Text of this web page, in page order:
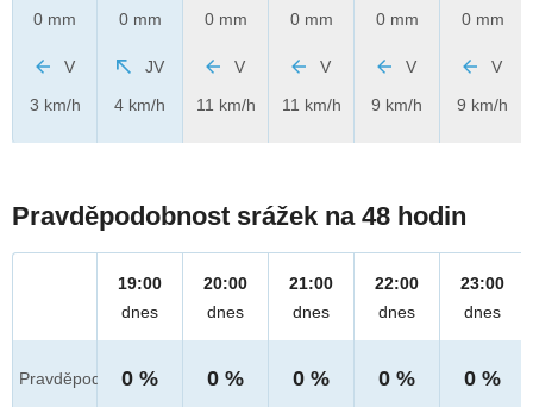
0 mm
V
3 km/h
0 mm
JV
4 km/h
0 mm
V
11 km/h
0 mm
V
11 km/h
0 mm
V
9 km/h
0 mm
V
9 km/h
Pravděpodobnost srážek na 48 hodin
Pravděpod.
19:00
dnes
0 %
20:00
dnes
0 %
21:00
dnes
0 %
22:00
dnes
0 %
23:00
dnes
0 %